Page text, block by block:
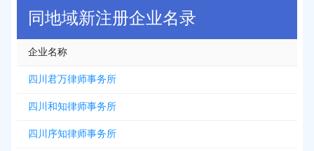
同地域新注册企业名录
企业名称
四川君万律师事务所
四川和知律师事务所
四川序知律师事务所